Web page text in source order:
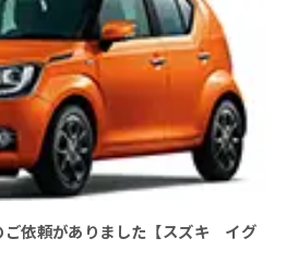
ご依頼がありました【スズキ イグ